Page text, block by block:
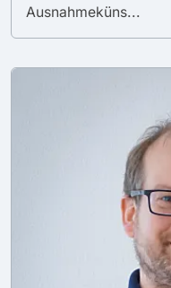
Ausnahmeküns...